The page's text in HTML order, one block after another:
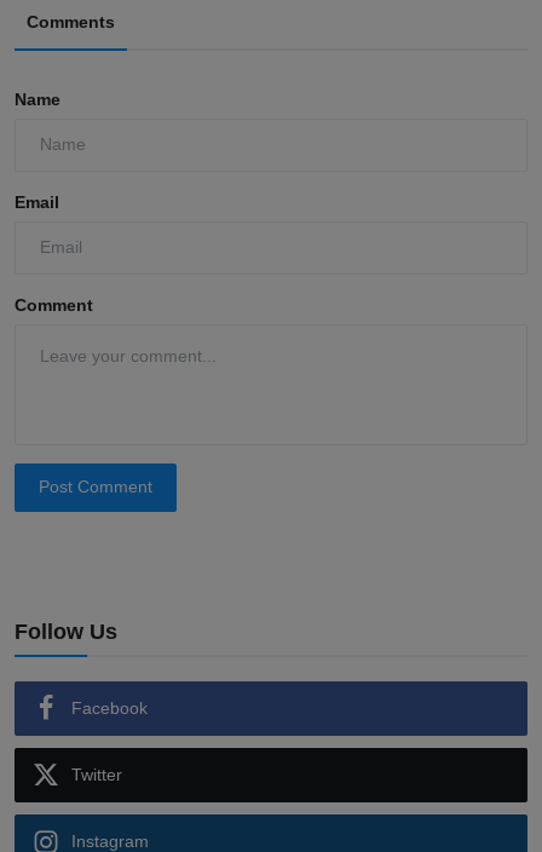
Comments
Name
Email
Comment
Post Comment
Follow Us
Facebook
Twitter
Instagram